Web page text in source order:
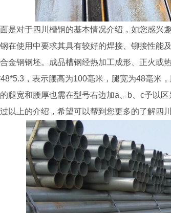
是对于四川槽钢的基本情况介绍，如您感兴
在使用中要求其具有较好的焊接、铆接性能
金钢钢坯。成品槽钢经热加工成形、正火或
，表示腰高为100毫米，腿宽为48毫米
腿宽和腰厚也需在型号右边加a、b、c予以区
以上的介绍，希望可以帮到您更多的了解四川